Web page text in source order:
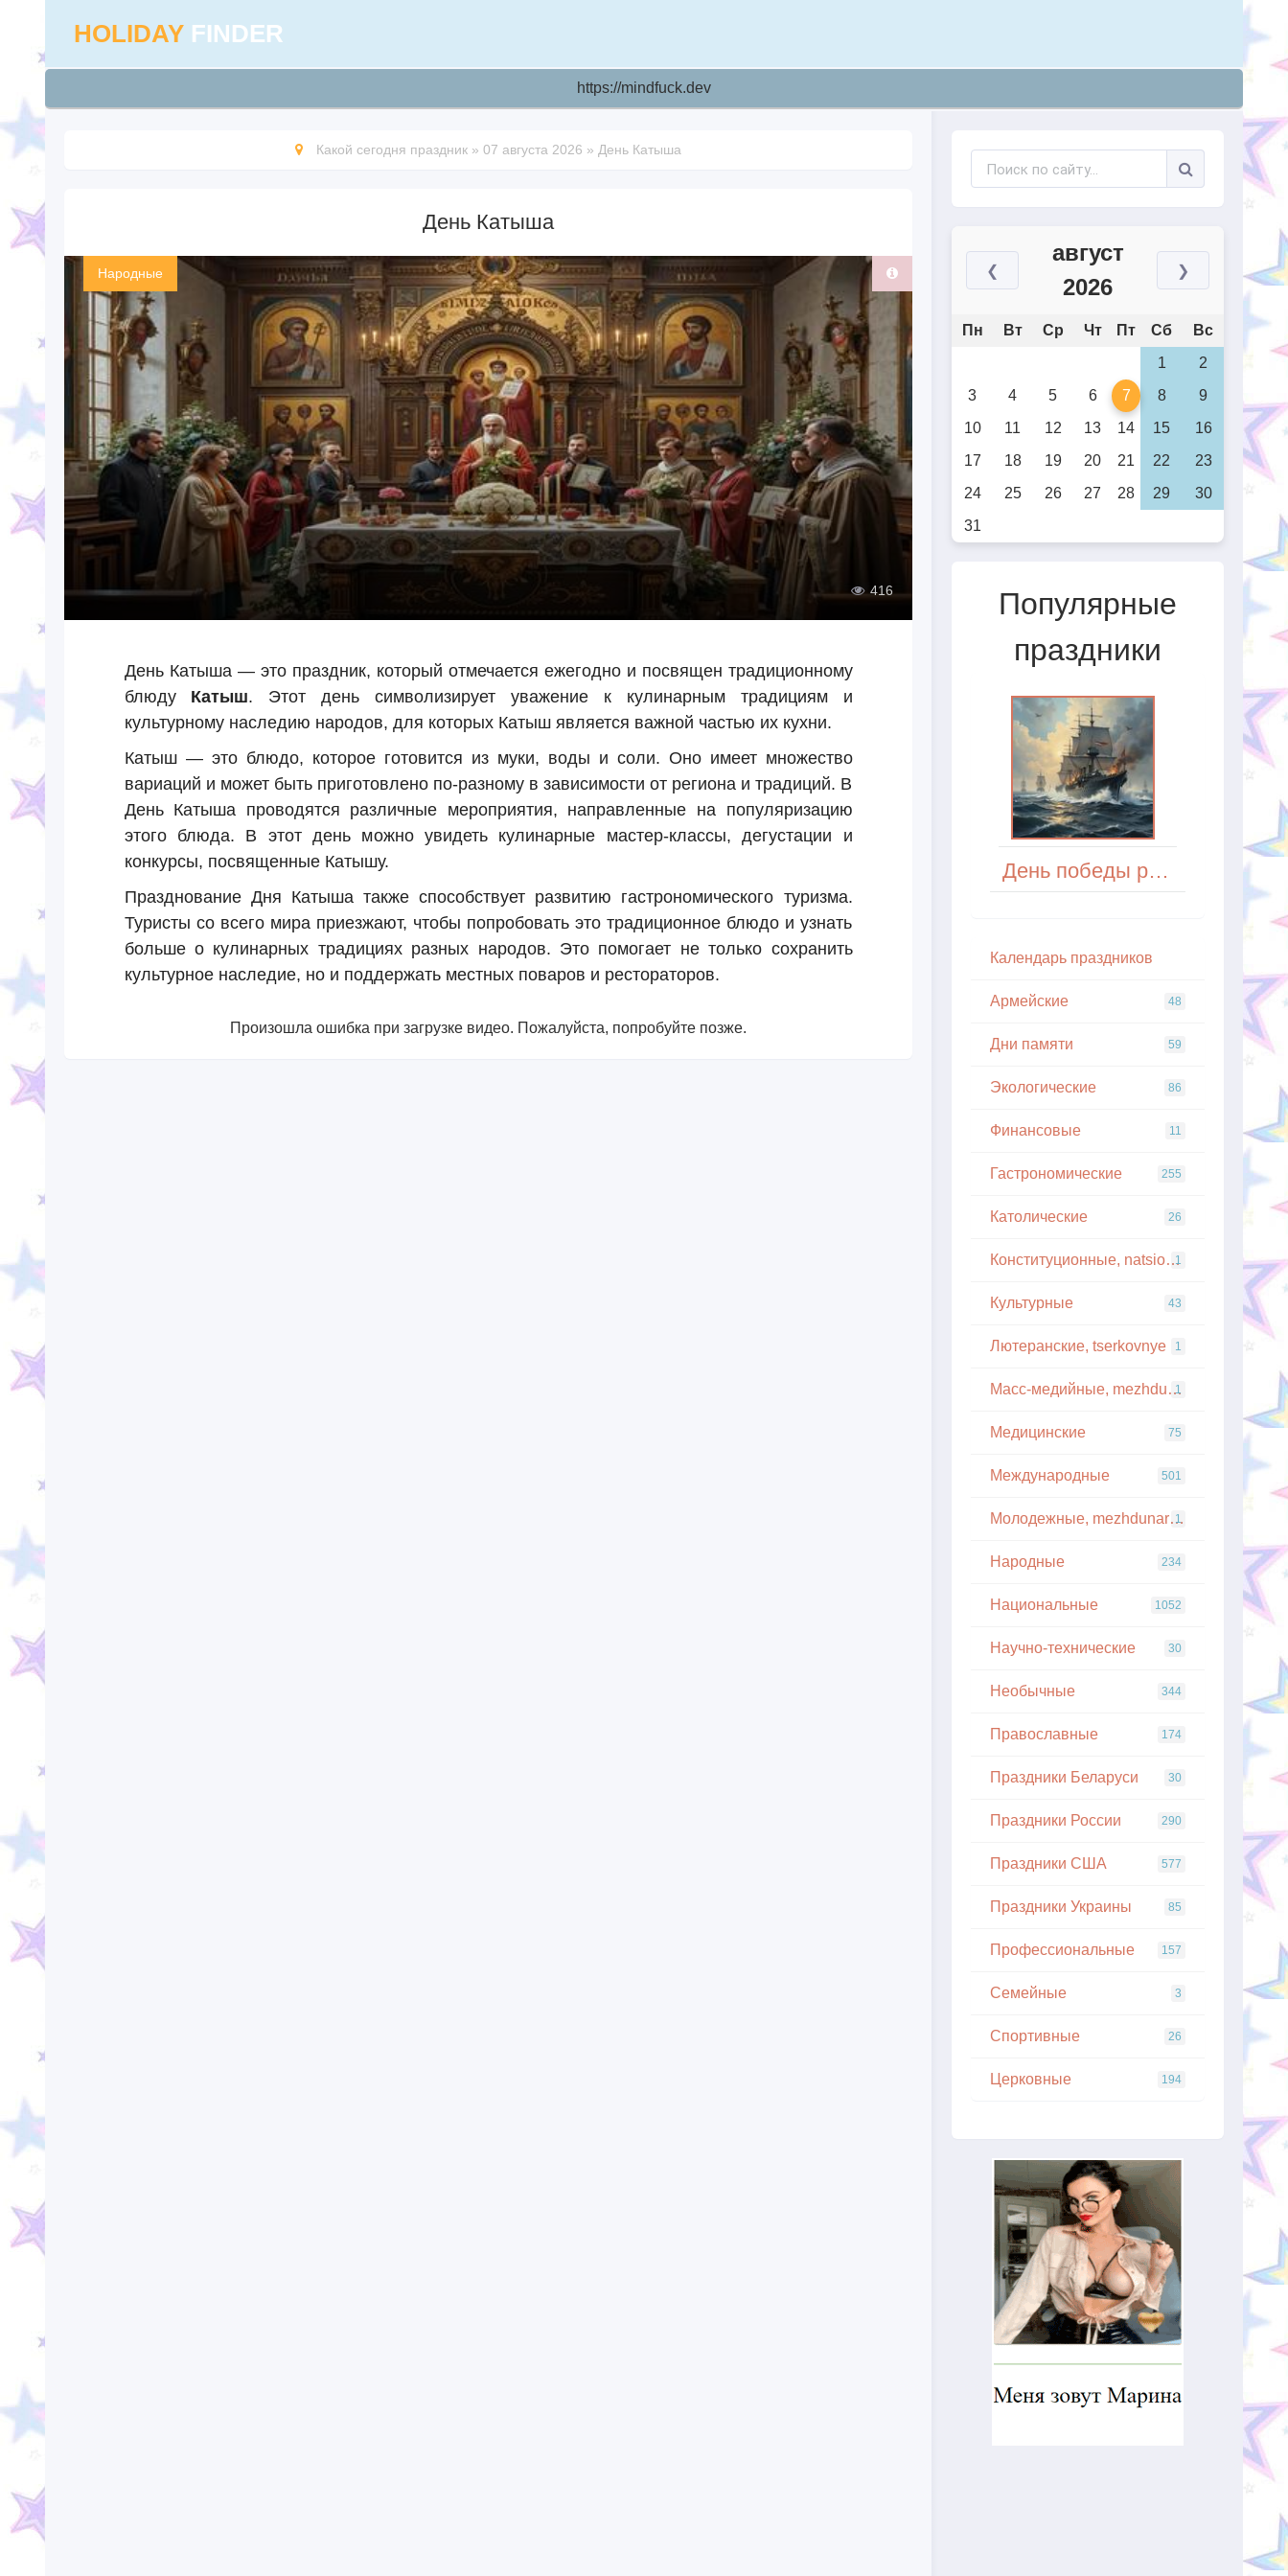
HOLIDAY FINDER
https://mindfuck.dev
Какой сегодня праздник » 07 августа 2026 » День Катыша
День Катыша
Народные
416
День Катыша — это праздник, который отмечается ежегодно и посвящен традиционному
блюду Катыш. Этот день символизирует уважение к кулинарным традициям и
культурному наследию народов, для которых Катыш является важной частью их кухни.
Катыш — это блюдо, которое готовится из муки, воды и соли. Оно имеет множество
вариаций и может быть приготовлено по-разному в зависимости от региона и традиций. В
День Катыша проводятся различные мероприятия, направленные на популяризацию
этого блюда. В этот день можно увидеть кулинарные мастер-классы, дегустации и
конкурсы, посвященные Катышу.
Празднование Дня Катыша также способствует развитию гастрономического туризма.
Туристы со всего мира приезжают, чтобы попробовать это традиционное блюдо и узнать
больше о кулинарных традициях разных народов. Это помогает не только сохранить
культурное наследие, но и поддержать местных поваров и рестораторов.
Произошла ошибка при загрузке видео. Пожалуйста, попробуйте позже.
❮
август
2026
❯
Пн Вт Ср Чт Пт Сб
Вс
1
2
3
4 5 6 7 8
9
10
11 12 13 14 15
16
17
18 19 20 21 22
23
24
25 26 27 28 29
30
31
Популярные
праздники
День победы русской эскадры у мыса Тендра
Кaлeндapь пpaздникoв
Армейские 48
Дни памяти 59
Экологические 86
Финансовые 11
Гастрономические 255
Католические 26
Конституционные, natsionalnye
1
Культурные 43
Лютеранские, tserkovnye 1
Масс-медийные, mezhdunarodnye
1
Медицинские 75
Международные 501
Молодежные, mezhdunarodnye
1
Народные 234
Национальные 1052
Научно-технические 30
Необычные 344
Православные 174
Праздники Беларуси 30
Праздники России 290
Праздники США 577
Праздники Украины 85
Профессиональные 157
Семейные 3
Спортивные 26
Церковные 194